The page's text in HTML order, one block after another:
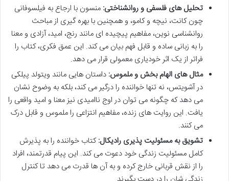
تحلیل های فلسفی و روانشناختی: منسون با ارجاع به فیلسوفانی
چون کانت، نیچه و کامو، و همچنین با بهره گیری از مباحث
روانشناسی نوین، مفاهیم پیچیده ای مانند رنج، امید، آزادی و معنا
را به زبانی ساده و قابل فهم بیان می کند. این عمق فکری، کتاب را
فراتر از یک اثر خودیاری معمولی قرار می دهد.
مثال های الهام بخش و ملموس: داستان هایی مانند ویتولد پیلکی
در آشویتس، نه تنها خواننده را درگیر می کند، بلکه به وضوح نشان
می دهد که چگونه می توان در اوج ناامیدی نیز معنا و امید واقعی را
یافت. این روایت های زنده، مفاهیم انتزاعی را ملموس و قابل درک
می کنند.
تشویق به مسئولیت پذیری رادیکال:کتاب خواننده را به پذیرش
کامل مسئولیت زندگی خود دعوت می کند. این پیام قدرتمند، افراد
را از نقش قربانی خارج کرده و به آن ها قدرت می دهد تا کنترل